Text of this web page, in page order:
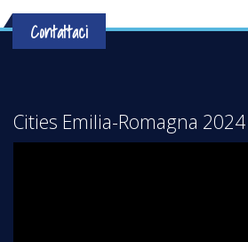
Contattaci
Cities Emilia-Romagna 2024